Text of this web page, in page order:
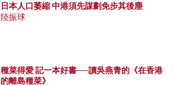
日本人口萎縮 中港須先謀劃免步其後塵
陸振球
種菜得愛 記一本好書──讀吳燕青的《在香港
的離島種菜》